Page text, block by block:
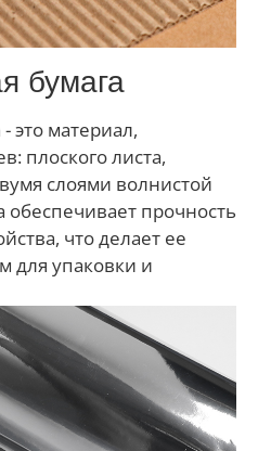
бумага
это материал,
плоского листа,
слоями волнистой
обеспечивает прочность
что делает ее
для упаковки и